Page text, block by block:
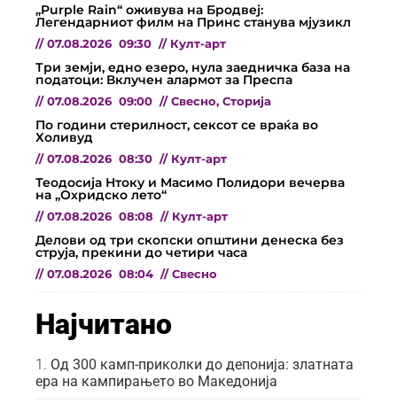
„Purple Rain“ оживува на Бродвеј:
Легендарниот филм на Принс станува мјузикл
// 07.08.2026 09:30 // Култ-арт
Три земји, едно езеро, нула заедничка база на
податоци: Вклучен алармот за Преспа
// 07.08.2026 09:00 // Свесно, Сторија
По години стерилност, сексот се враќа во
Холивуд
// 07.08.2026 08:30 // Култ-арт
Теодосија Нтоку и Масимо Полидори вечерва
на „Охридско лето“
// 07.08.2026 08:08 // Култ-арт
Делови од три скопски општини денеска без
струја, прекини до четири часа
// 07.08.2026 08:04 // Свесно
Најчитано
Од 300 камп-приколки до депонија: златната
ера на кампирањето во Македонија